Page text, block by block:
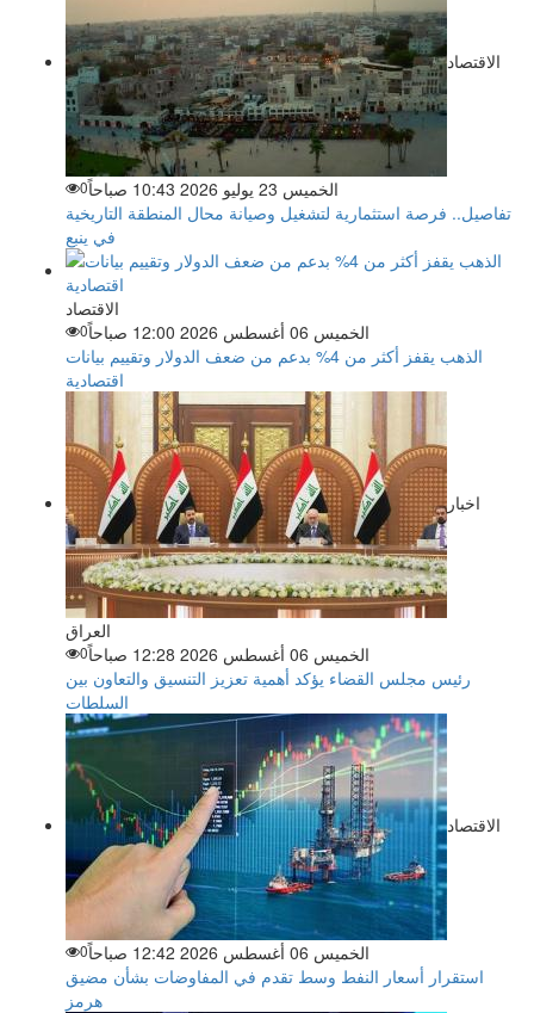
الاقتصاد
الخميس 23 يوليو 2026 10:43 صباحاً 0
تفاصيل.. فرصة استثمارية لتشغيل وصيانة محال المنطقة التاريخية
في ينبع
الاقتصاد
الخميس 06 أغسطس 2026 12:00 صباحاً
0
الذهب يقفز أكثر من 4% بدعم من ضعف الدولار وتقييم بيانات
اقتصادية
اخبار
العراق
الخميس 06 أغسطس 2026 12:28 صباحاً
0
رئيس مجلس القضاء يؤكد أهمية تعزيز التنسيق والتعاون بين
السلطات
الاقتصاد
الخميس 06 أغسطس 2026 12:42 صباحاً 0
استقرار أسعار النفط وسط تقدم في المفاوضات بشأن مضيق
هرمز